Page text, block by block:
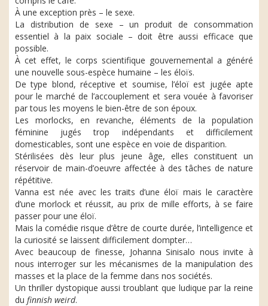
À une exception près – le sexe.
La distribution de sexe – un produit de consommation
essentiel à la paix sociale – doit être aussi efficace que
possible.
À cet effet, le corps scientifique gouvernemental a généré
une nouvelle sous-espèce humaine – les éloïs.
De type blond, réceptive et soumise, l’éloï est jugée apte
pour le marché de l’accouplement et sera vouée à favoriser
par tous les moyens le bien-être de son époux.
Les morlocks, en revanche, éléments de la population
féminine jugés trop indépendants et difficilement
domesticables, sont une espèce en voie de disparition.
Stérilisées dès leur plus jeune âge, elles constituent un
réservoir de main-d’oeuvre affectée à des tâches de nature
répétitive.
Vanna est née avec les traits d’une éloï mais le caractère
d’une morlock et réussit, au prix de mille efforts, à se faire
passer pour une éloï.
Mais la comédie risque d’être de courte durée, l’intelligence et
la curiosité se laissent difficilement dompter…
Avec beaucoup de finesse, Johanna Sinisalo nous invite à
nous interroger sur les mécanismes de la manipulation des
masses et la place de la femme dans nos sociétés.
Un thriller dystopique aussi troublant que ludique par la reine
du finnish weird.